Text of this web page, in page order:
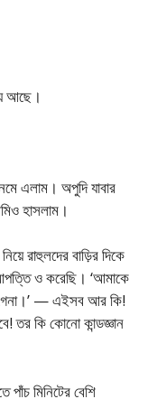
আছে।
এলাম। অপুদি যাবার
হাসলাম।
রাহুলদের বাড়ির দিকে
ও করেছি। ‘আমাকে
— এইসব আর কি!
তর কি কোনো কান্ডজ্ঞান
মিনিটের বেশি